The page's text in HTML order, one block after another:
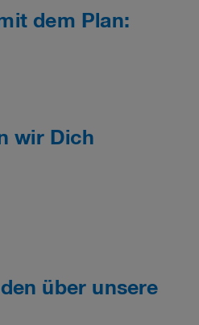
dem Plan:
wir Dich
über unsere